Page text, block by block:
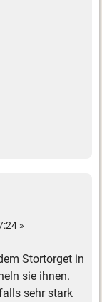
»
Stortorget in
sie ihnen.
sehr stark